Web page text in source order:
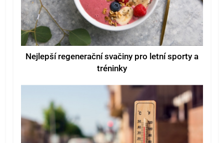
Nejlepší regenerační svačiny pro letní sporty a
tréninky